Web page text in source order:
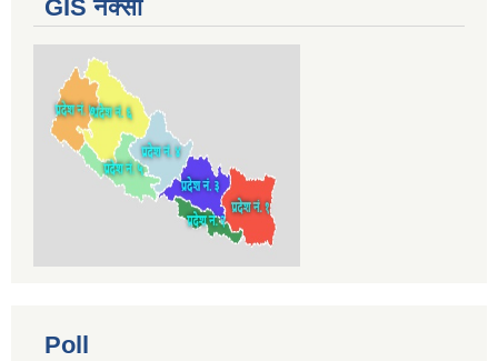
GIS नक्सा
Poll